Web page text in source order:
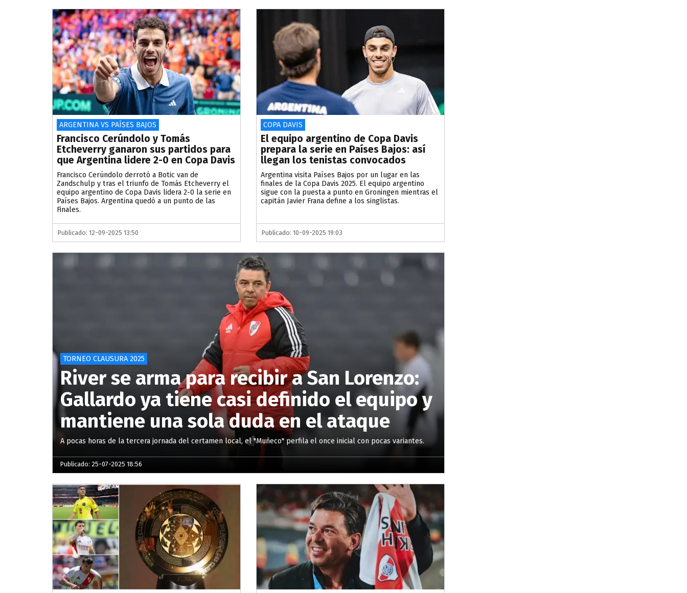
ARGENTINA VS PAÍSES BAJOS
Francisco Cerúndolo y Tomás
Etcheverry ganaron sus partidos para
que Argentina lidere 2-0 en Copa Davis
Francisco Cerúndolo derrotó a Botic van de
Zandschulp y tras el triunfo de Tomás Etcheverry el
equipo argentino de Copa Davis lidera 2-0 la serie en
Países Bajos. Argentina quedó a un punto de las
Finales.
Publicado: 12-09-2025 13:50
COPA DAVIS
El equipo argentino de Copa Davis
prepara la serie en Países Bajos: así
llegan los tenistas convocados
​Argentina visita Países Bajos por un lugar en las
finales de la Copa Davis 2025. El equipo argentino
sigue con la puesta a punto en Groningen mientras el
capitán Javier Frana define a los singlistas.
Publicado: 10-09-2025 19:03
TORNEO CLAUSURA 2025
River se arma para recibir a San Lorenzo:
Gallardo ya tiene casi definido el equipo y
mantiene una sola duda en el ataque
A pocas horas de la tercera jornada del certamen local, el "Muñeco" perfila el once inicial con pocas variantes.
Publicado: 25-07-2025 18:56